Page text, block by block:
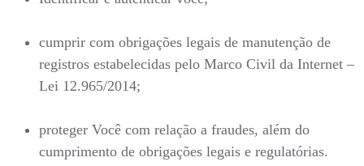
cumprir com obrigações legais de manutenção de
registros estabelecidas pelo Marco Civil da Internet –
Lei 12.965/2014;
proteger Você com relação a fraudes, além do
cumprimento de obrigações legais e regulatórias.